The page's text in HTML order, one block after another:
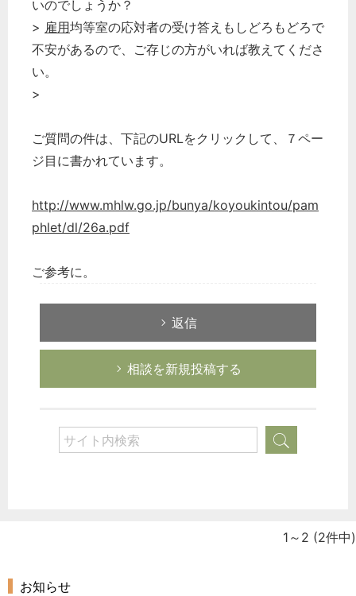
いのでしょうか？
> 雇用均等室の応対者の受け答えもしどろもどろで
不安があるので、ご存じの方がいれば教えてくださ
い。
>
ご質問の件は、下記のURLをクリックして、７ペー
ジ目に書かれています。
http://www.mhlw.go.jp/bunya/koyoukintou/pam
phlet/dl/26a.pdf
ご参考に。
返信
相談を新規投稿する
1～2 (2件中)
お知らせ